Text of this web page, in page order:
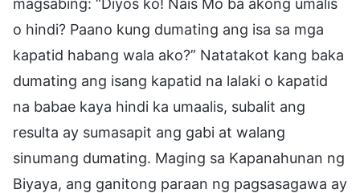
o hindi? Paano kung dumating ang isa sa mga
kapatid habang wala ako?” Natatakot kang baka
dumating ang isang kapatid na lalaki o kapatid
na babae kaya hindi ka umaalis, subalit ang
resulta ay sumasapit ang gabi at walang
sinumang dumating. Maging sa Kapanahunan ng
Biyaya, ang ganitong paraan ng pagsasagawa ay